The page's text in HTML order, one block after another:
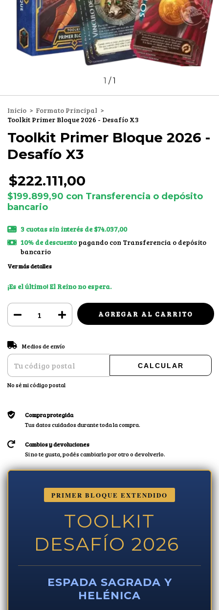
1 /1
Inicio > Formato Principal >
Toolkit Primer Bloque 2026 - Desafío X3
Toolkit Primer Bloque 2026 -
Desafío X3
$222.111,00
$199.899,90 con Transferencia o depósito
bancario
3 cuotas sin interés de$74.037,00
10% de descuentopagando con Transferencia o depósito
bancario
Ver más detalles
¡Es el último! El Reino no espera.
Entregas para el CP:
Medios de envío
CALCULAR
No sé mi código postal
Compra protegida
Tus datos cuidados durante toda la compra.
Cambios y devoluciones
Si no te gusta, podés cambiarlo por otro o devolverlo.
PRIMER BLOQUE EXTENDIDO
TOOLKIT
DESAFÍO 2026
ESPADA SAGRADA Y
HELÉNICA